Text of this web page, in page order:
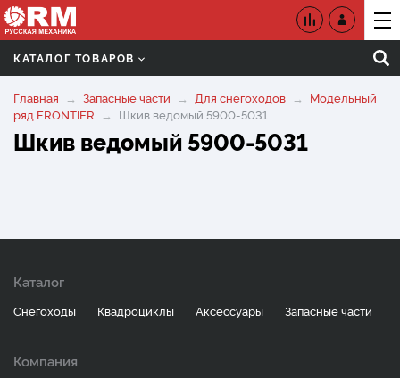
КАТАЛОГ ТОВАРОВ
Главная Запасные части Для снегоходов
Модельный
ряд FRONTIER
Шкив ведомый 5900-5031
Шкив ведомый 5900-5031
Каталог
Снегоходы Квадроциклы Аксессуары Запасные части
Компания